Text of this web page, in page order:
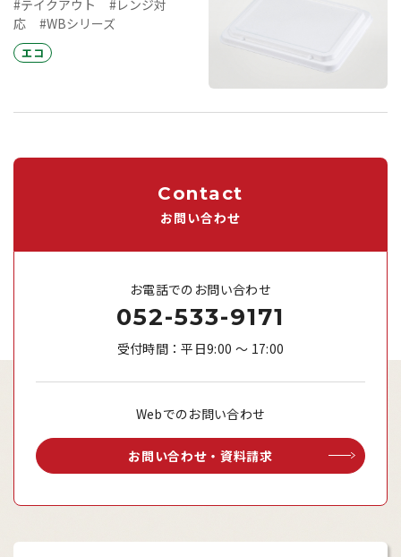
#テイクアウト
#レンジ対
応
#WBシリーズ
エコ
Contact
お問い合わせ
お電話でのお問い合わせ
052-533-9171
受付時間：平日9:00 ～ 17:00
Webでのお問い合わせ
お問い合わせ・資料請求